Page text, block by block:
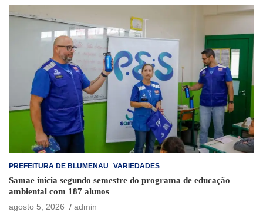
PREFEITURA DE BLUMENAU VARIEDADES
Samae inicia segundo semestre do programa de educação
ambiental com 187 alunos
agosto 5, 2026
admin